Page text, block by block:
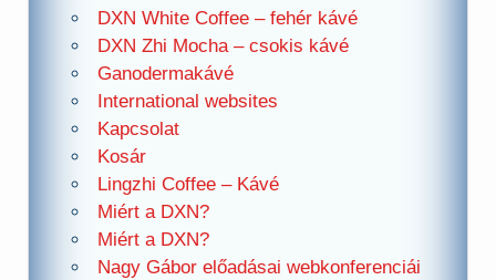
DXN White Coffee – fehér kávé
DXN Zhi Mocha – csokis kávé
Ganodermakávé
International websites
Kapcsolat
Kosár
Lingzhi Coffee – Kávé
Miért a DXN?
Miért a DXN?
Nagy Gábor előadásai webkonferenciái